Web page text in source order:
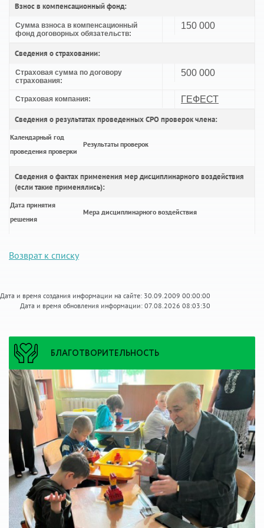
Взнос в компенсационный фонд:
Сумма взноса в компенсационный
фонд договорных обязательств:
150 000
Сведения о страховании:
Страховая сумма по договору
страхования:
500 000
Страховая компания:
ГЕФЕСТ
Сведения о результатах проведенных СРО проверок члена:
Календарный год
проведения проверки
Результаты проверок
Сведения о фактах применения мер дисциплинарного воздействия
(если такие применялись):
Дата принятия
решения
Мера дисциплинарного воздействия
Возврат к списку
Дата и время создания информации на сайте: 30.09.2009 00:00:00
Дата и время обновления информации: 07.08.2026 08:03:30
БЛАГОТВОРИТЕЛЬНОСТЬ